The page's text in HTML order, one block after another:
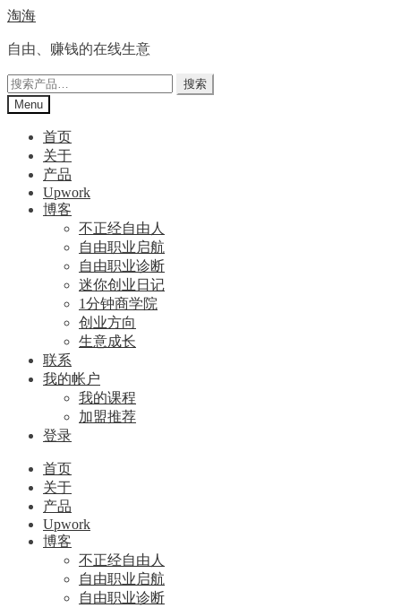
Skip
navigation
Skip
content
淘海
自由、赚钱的在线生意
搜
索：
搜索
Menu
首页
关于
产品
Upwork
博客
不正经自由人
自由职业启航
自由职业诊断
迷你创业日记
1分钟商学院
创业方向
生意成长
联系
我的帐户
我的课程
加盟推荐
登录
首页
关于
产品
Upwork
博客
不正经自由人
自由职业启航
自由职业诊断